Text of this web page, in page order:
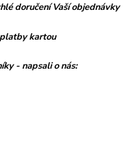
doručení Vaší objednávky
kartou
- napsali o nás: